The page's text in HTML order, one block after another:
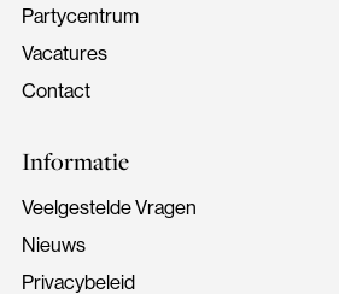
Partycentrum
Vacatures
Contact
Informatie
Veelgestelde Vragen
Nieuws
Privacybeleid